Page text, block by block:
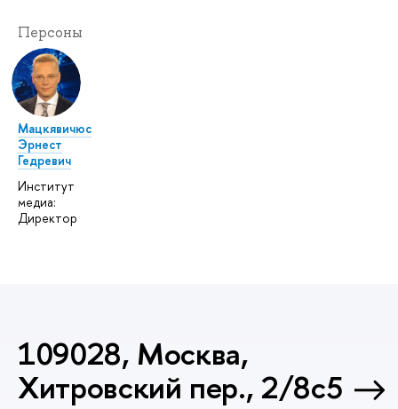
Персоны
Мацкявичюс
Эрнест
Гедревич
Институт
медиа:
Директор
109028, Москва,
Хитровский пер., 2/8с5